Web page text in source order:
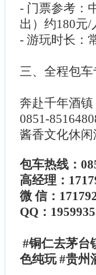
- 门票参考：
出）约180元/
- 游玩时长：
三、全程包
奔赴千年酒
0851-
酱香文化休
包车热线：
高经理：
微 信：
QQ：
#铜仁去茅台
色纯玩 #贵州